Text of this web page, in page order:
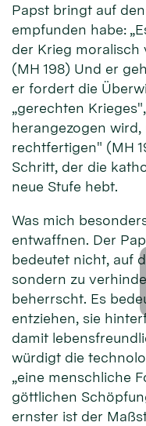
Papst bringt auf
empfunden habe:
der Krieg
(MH 198) Und er
er fordert die
„gerechten
herangezogen
rechtfertigen" (MH
Schritt, der die
neue Stufe hebt.
Was mich
entwaffnen. Der
bedeutet nicht, auf
sondern zu
beherrscht. Es
entziehen, sie
damit
würdigt die
„eine menschliche
göttlichen
ernster ist der